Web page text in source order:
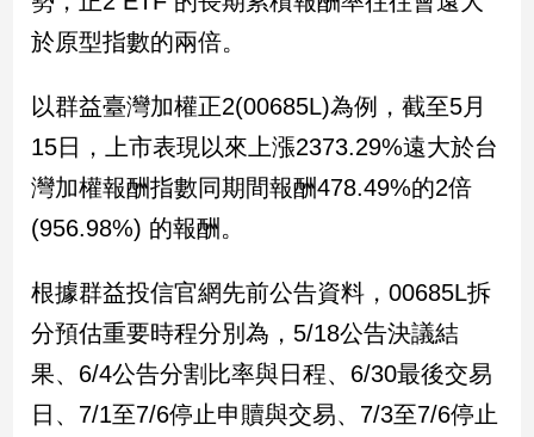
際
地
方
新
冠
病
專
區
南
台
於原型指數的兩倍。
以群益臺灣加權正2(00685L)為例，截至5月
15日，上市表現以來上漲2373.29%遠大於台
灣加權報酬指數同期間報酬478.49%的2倍
(956.98%) 的報酬。
根據群益投信官網先前公告資料，00685L拆
分預估重要時程分別為，5/18公告決議結
果、6/4公告分割比率與日程、6/30最後交易
日、7/1至7/6停止申贖與交易、7/3至7/6停止